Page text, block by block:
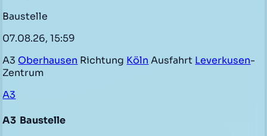
Baustelle
07.08.26, 15:59
A3 Oberhausen Richtung Köln Ausfahrt Leverkusen-
Zentrum
A3
A3 Baustelle